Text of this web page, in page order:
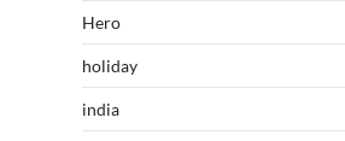
Hero
holiday
india